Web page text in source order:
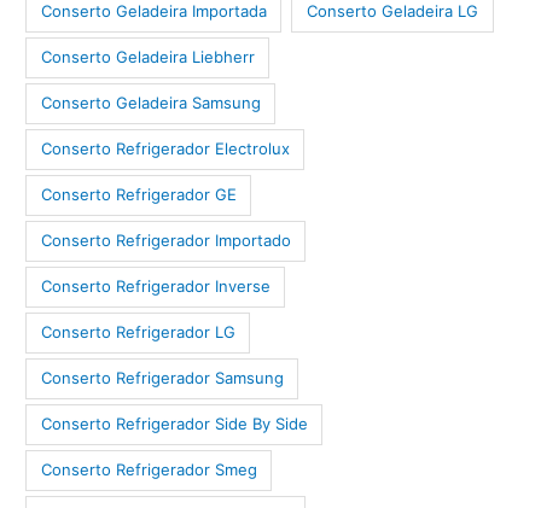
Conserto Geladeira Importada Conserto Geladeira LG
Conserto Geladeira Liebherr
Conserto Geladeira Samsung
Conserto Refrigerador Electrolux
Conserto Refrigerador GE
Conserto Refrigerador Importado
Conserto Refrigerador Inverse
Conserto Refrigerador LG
Conserto Refrigerador Samsung
Conserto Refrigerador Side By Side
Conserto Refrigerador Smeg